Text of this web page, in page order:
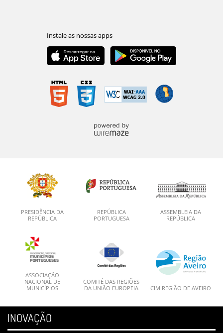
PRESIDÊNCIA DA
REPÚBLICA
REPÚBLICA
PORTUGUESA
ASSEMBLEIA DA
REPÚBLICA
ASSOCIAÇÃO
NACIONAL DE
MUNICÍPIOS
COMITÉ DAS REGIÕES
DA UNIÃO EUROPEIA
CIM REGIÃO DE AVEIRO
INOVAÇÃO